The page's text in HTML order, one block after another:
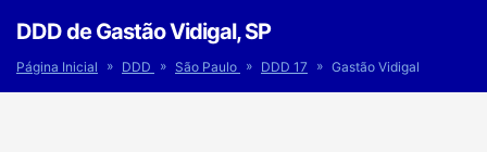
DDD de Gastão Vidigal, SP
Página Inicial » DDD » São Paulo » DDD 17 » Gastão Vidigal